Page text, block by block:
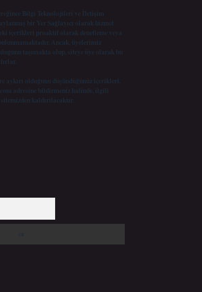
Bilgi Teknolojileri ve İletişim
bir Yer Sağlayıcı olarak hizmet
içerikleri proaktif olarak denetleme veya
Ancak, üyelerimiz
taşımakta olup, siteye üye olarak bu
aykırı olduğunu düşündüğünüz içerikleri,
adresine bildirmeniz halinde, ilgili
kaldırılacaktır.